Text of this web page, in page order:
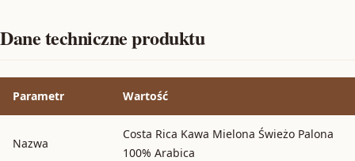
Dane techniczne produktu
Parametr Wartość
Nazwa
Costa Rica Kawa Mielona Świeżo Palona
100% Arabica